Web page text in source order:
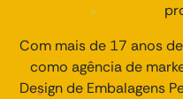
Com mais de 17 anos
como agência de
Design de Embalagens